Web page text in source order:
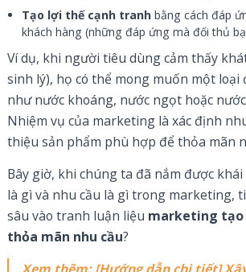
Tạo lợi thế cạnh tranh bằng cách đáp
khách hàng (những đáp ứng mà đối thủ
Ví dụ, khi người tiêu dùng cảm thấy
sinh lý), họ có thể mong muốn một loại
như nước khoáng, nước ngọt hoặc
Nhiệm vụ của marketing là xác định
thiệu sản phẩm phù hợp để thỏa mãn
Bây giờ, khi chúng ta đã nắm được
là gì và nhu cầu là gì trong marketing,
sâu vào tranh luận liệu marketing tạo
thỏa mãn nhu cầu?